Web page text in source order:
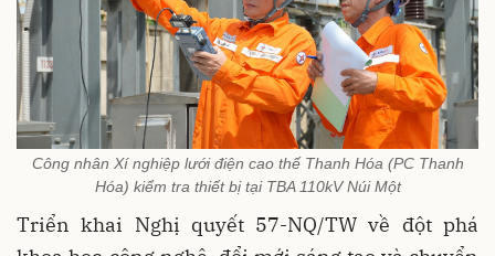
Công nhân Xí nghiệp lưới điện cao thế Thanh Hóa (PC Thanh
Hóa) kiểm tra thiết bị tại TBA 110kV Núi Một
Triển khai Nghị quyết 57-NQ/TW về đột phá